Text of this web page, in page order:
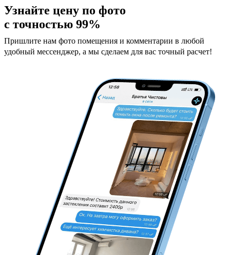
Узнайте цену по фото
с точностью 99%
Пришлите нам фото помещения и комментарии в любой
удобный мессенджер, а мы сделаем для вас точный расчет!